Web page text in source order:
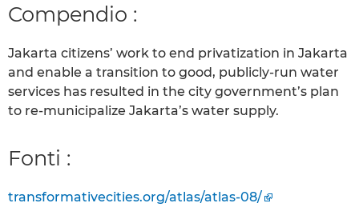
Compendio :
Jakarta citizens’ work to end privatization in Jakarta
and enable a transition to good, publicly-run water
services has resulted in the city government’s plan
to re-municipalize Jakarta’s water supply.
Fonti :
transformativecities.org/atlas/atlas-08/